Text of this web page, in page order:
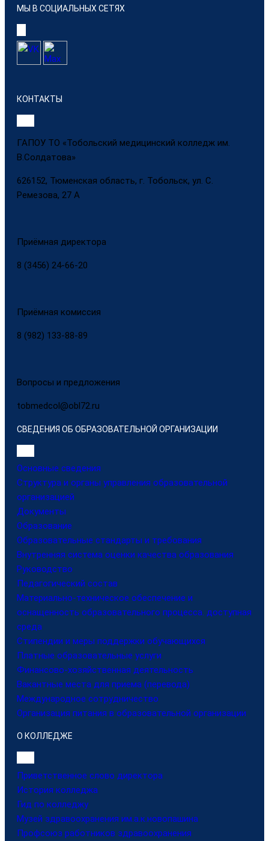
МЫ В СОЦИАЛЬНЫХ СЕТЯХ
КОНТАКТЫ
ГАПОУ ТО «Тобольский медицинский колледж им.
В.Солдатова»
626152, Тюменская область, г. Тобольск, ул. С.
Ремезова, 27 А
Приёмная директора
8 (3456) 24-66-20
Приёмная комиссия
8 (982) 133-88-89
Вопросы и предложения
tobmedcol@obl72.ru
СВЕДЕНИЯ ОБ ОБРАЗОВАТЕЛЬНОЙ ОРГАНИЗАЦИИ
Основные сведения
Структура и органы управления образовательной
организацией
Документы
Образование
Образовательные стандарты и требования
Внутренняя система оценки качества образования
Руководство
Педагогический состав
Материально-техническое обеспечение и
оснащенность образовательного процесса. доступная
среда
Стипендии и меры поддержки обучающихся
Платные образовательные услуги
Финансово-хозяйственная деятельность
Вакантные места для приема (перевода)
Международное сотрудничество
Организация питания в образовательной организации
О КОЛЛЕДЖЕ
Приветственное слово директора
История колледжа
Гид по колледжу
Музей здравоохранения им.а.к.новопашина
Профсоюз работников здравоохранения